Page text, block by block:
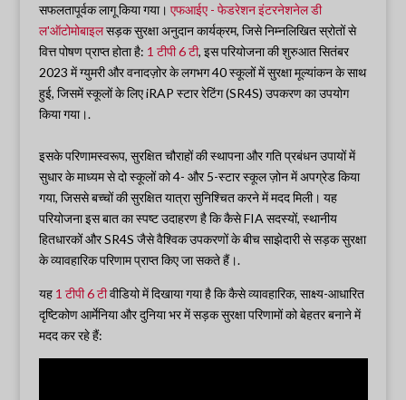
सफलतापूर्वक लागू किया गया। एफआईए - फेडरेशन इंटरनेशनेल डी
ल'ऑटोमोबाइलसड़क सुरक्षा अनुदान कार्यक्रम, जिसे निम्नलिखित स्रोतों से
वित्त पोषण प्राप्त होता है: 1 टीपी 6 टी, इस परियोजना की शुरुआत सितंबर
2023 में ग्युमरी और वनादज़ोर के लगभग 40 स्कूलों में सुरक्षा मूल्यांकन के साथ
हुई, जिसमें स्कूलों के लिए iRAP स्टार रेटिंग (SR4S) उपकरण का उपयोग
किया गया।.
इसके परिणामस्वरूप, सुरक्षित चौराहों की स्थापना और गति प्रबंधन उपायों में
सुधार के माध्यम से दो स्कूलों को 4- और 5-स्टार स्कूल ज़ोन में अपग्रेड किया
गया, जिससे बच्चों की सुरक्षित यात्रा सुनिश्चित करने में मदद मिली। यह
परियोजना इस बात का स्पष्ट उदाहरण है कि कैसे FIA सदस्यों, स्थानीय
हितधारकों और SR4S जैसे वैश्विक उपकरणों के बीच साझेदारी से सड़क सुरक्षा
के व्यावहारिक परिणाम प्राप्त किए जा सकते हैं।.
यह 1 टीपी 6 टीवीडियो में दिखाया गया है कि कैसे व्यावहारिक, साक्ष्य-आधारित
दृष्टिकोण आर्मेनिया और दुनिया भर में सड़क सुरक्षा परिणामों को बेहतर बनाने में
मदद कर रहे हैं: